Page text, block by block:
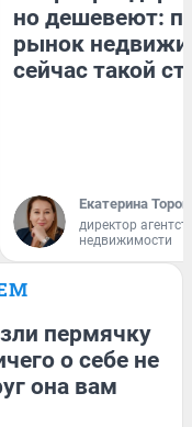
но дешевеют:
рынок
сейчас такой
Екатерина
директор
недвижимости
пермячку
о себе не
она вам